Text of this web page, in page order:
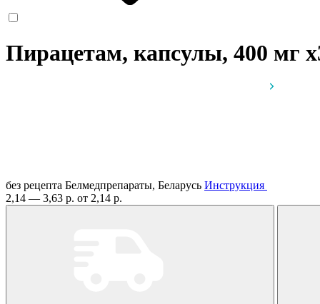
Пирацетам, капсулы, 400 мг
без рецепта Белмедпрепараты, Беларусь Инструкция
2,14 — 3,63 р. от 2,14 р.